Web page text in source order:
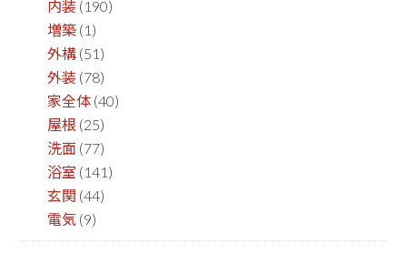
内装 (190)
増築 (1)
外構 (51)
外装 (78)
家全体 (40)
屋根 (25)
洗面 (77)
浴室 (141)
玄関 (44)
電気 (9)